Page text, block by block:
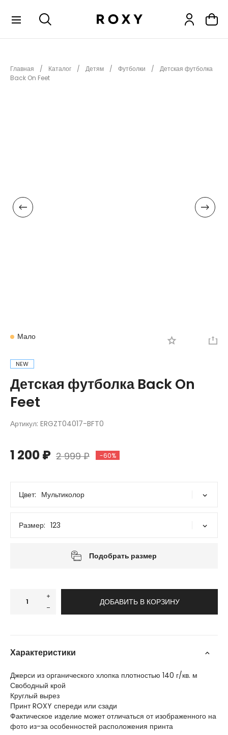
НОВИНКИ
АКСЕССУАРЫ
Главная Каталог Детям Футболки
Детская футболка
Back On Feet
Мало
NEW
Детская футболка Back On
Feet
Артикул: ERGZT04017-BFT0
1 200 ₽ 2 999 ₽ -60%
Цвет: Мультиколор
Мультиколор
Размер: 123
16/XXL
Подобрать размер
ДОБАВИТЬ В КОРЗИНУ
Характеристики
Джерси из органического хлопка плотностью 140 г/кв. м
Свободный крой
Круглый вырез
Принт ROXY спереди или сзади
Фактическое изделие может отличаться от изображенного на
фото из-за особенностей расположения принта